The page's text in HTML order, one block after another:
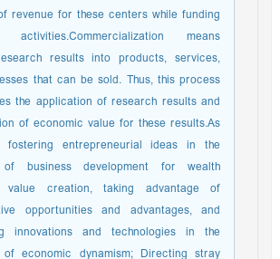
revenue for these centers while funding
activities.Commercialization means
results into products, services,
that can be sold. Thus, this process
the application of research results and
of economic value for these results.As
fostering entrepreneurial ideas in the
of business development for wealth
value creation, taking advantage of
opportunities and advantages, and
innovations and technologies in the
of economic dynamism; Directing stray